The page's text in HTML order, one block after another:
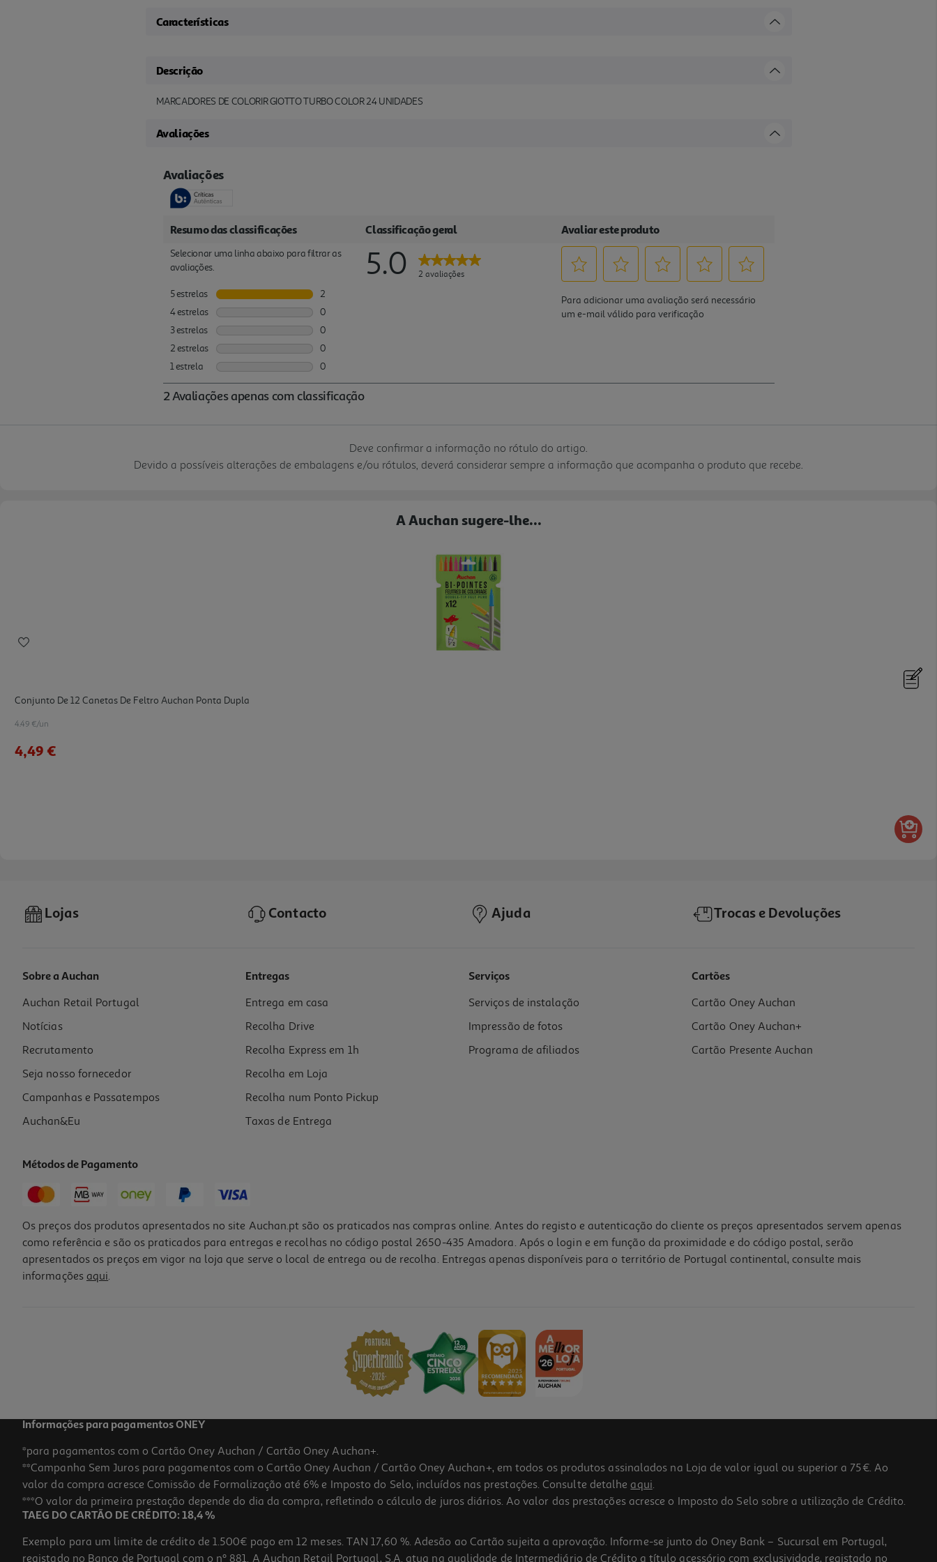
Características
Descrição
MARCADORES DE COLORIR GIOTTO TURBO COLOR 24 UNIDADES
Avaliações
Deve confirmar a informação no rótulo do artigo.
Devido a possíveis alterações de embalagens e/ou rótulos, deverá considerar sempre a informação que acompanha o produto que recebe.
A Auchan sugere-lhe...
Conjunto De 12 Canetas De Feltro Auchan Ponta Dupla
4.49 €/un
4,49 €
Conjunto De 24 Marcadores Auchan De Colorir
3.99 €/un
3,99 €
Lojas Contacto Ajuda Trocas e Devoluções
Sobre a Auchan
Auchan Retail Portugal
Notícias
Recrutamento
Seja nosso fornecedor
Campanhas e Passatempos
Auchan&Eu
Entregas
Entrega em casa
Recolha Drive
Recolha Express em 1h
Recolha em Loja
Recolha num Ponto Pickup
Taxas de Entrega
Serviços
Serviços de instalação
Impressão de fotos
Programa de afiliados
Cartões
Cartão Oney Auchan
Cartão Oney Auchan+
Cartão Presente Auchan
Métodos de Pagamento
Os preços dos produtos apresentados no site Auchan.pt são os praticados nas compras online. Antes do registo e autenticação do cliente os preços apresentados servem apenas
como referência e são os praticados para entregas e recolhas no código postal 2650-435 Amadora. Após o login e em função da proximidade e do código postal, serão
apresentados os preços em vigor na loja que serve o local de entrega ou de recolha. Entregas apenas disponíveis para o território de Portugal continental, consulte mais
informações aqui.
Informações para pagamentos ONEY
*para pagamentos com o Cartão Oney Auchan / Cartão Oney Auchan+.
**Campanha Sem Juros para pagamentos com o Cartão Oney Auchan / Cartão Oney Auchan+, em todos os produtos assinalados na Loja de valor igual ou superior a 75€. Ao
valor da compra acresce Comissão de Formalização até 6% e Imposto do Selo, incluídos nas prestações. Consulte detalhe aqui.
***O valor da primeira prestação depende do dia da compra, refletindo o cálculo de juros diários. Ao valor das prestações acresce o Imposto do Selo sobre a utilização de Crédito.
TAEG DO CARTÃO DE CRÉDITO: 18,4 %
Exemplo para um limite de crédito de 1.500€ pago em 12 meses. TAN 17,60 %. Adesão ao Cartão sujeita a aprovação. Informe-se junto do Oney Bank – Sucursal em Portugal,
registado no Banco de Portugal com o nº 881. A Auchan Retail Portugal, S.A. atua na qualidade de Intermediário de Crédito a título acessório com exclusividade, registado no